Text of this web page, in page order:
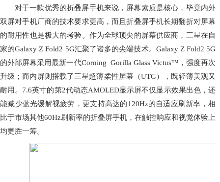
对于一款优秀的折叠屏手机来说，屏幕素质是核心，毕竟内外
双屏对手机厂商的技术要求更高，而且折叠屏手机长期翻折对屏幕
的耐用性也是极大的考验。作为全球顶尖的屏幕供应商，三星在自
家的Galaxy Z Fold2 5G汇聚了诸多的尖端技术。Galaxy Z Fold2 5G
的外部屏幕采用最新一代Corning Gorilla Glass Victus™，强度再次
升级；而内屏则搭载了三星超薄柔性屏幕（UTG），既轻薄美观又
耐用。7.6英寸的第2代动态AMOLED显示屏不仅显示效果出色，还
能减少蓝光缓解视疲劳，更支持高达的120Hz的自适应刷新率，相
比于市场其他60Hz刷新率的折叠屏手机，在触控响应和视觉体验上
均更胜一筹。